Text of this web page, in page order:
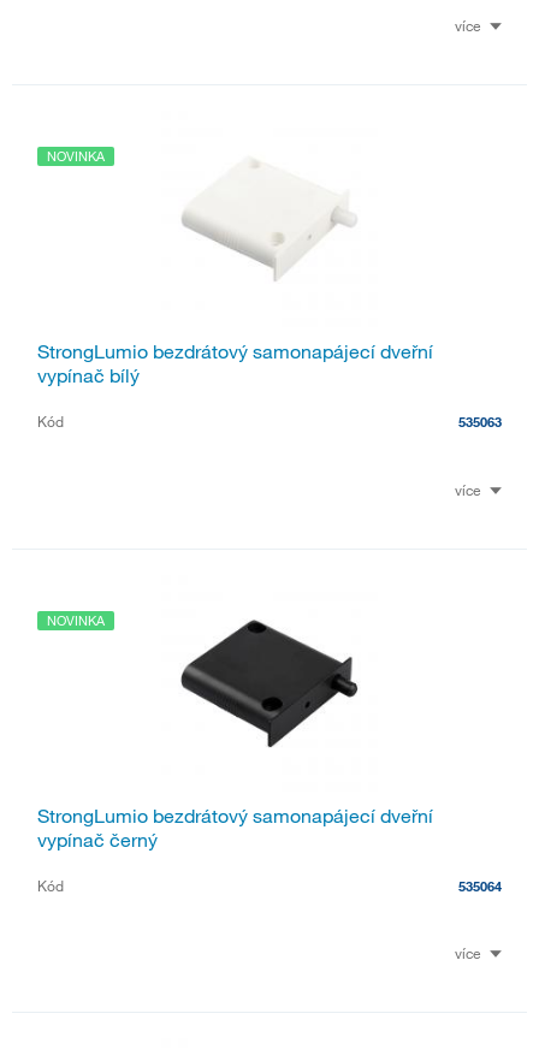
více
NOVINKA
StrongLumio bezdrátový samonapájecí dveřní
vypínač bílý
Kód 535063
více
NOVINKA
StrongLumio bezdrátový samonapájecí dveřní
vypínač černý
Kód 535064
více